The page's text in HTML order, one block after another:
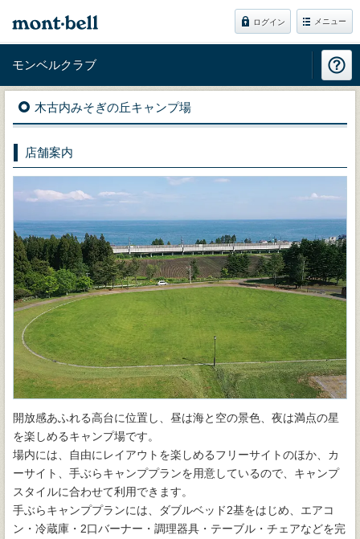
ログイン メニュー
モンベルクラブ
木古内みそぎの丘キャンプ場
店舗案内
開放感あふれる高台に位置し、昼は海と空の景色、夜は満点の星
を楽しめるキャンプ場です。
場内には、自由にレイアウトを楽しめるフリーサイトのほか、カ
ーサイト、手ぶらキャンププランを用意しているので、キャンプ
スタイルに合わせて利用できます。
手ぶらキャンププランには、ダブルベッド2基をはじめ、エアコ
ン・冷蔵庫・2口バーナー・調理器具・テーブル・チェアなどを完